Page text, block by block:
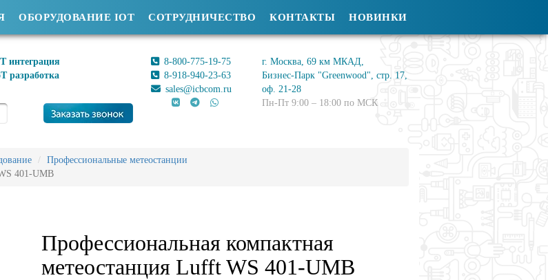
ОБОРУДОВАНИЕ IOT СОТРУДНИЧЕСТВО КОНТАКТЫ НОВИНКИ
интеграция
разработка
8-800-775-19-75
8-918-940-23-63
sales@icbcom.ru
г. Москва, 69 км МКАД,
Бизнес-Парк "Greenwood", стр. 17,
оф. 21-28
Пн-Пт 9:00 – 18:00 по МСК
Профессиональные метеостанции
401-UMB
Профессиональная компактная
метеостанция Lufft WS 401-UMB